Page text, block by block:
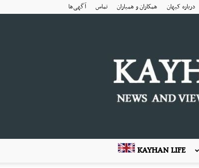
درباره کیهان همکاران و همیاران تماس آگهی‌ها
KAYHAN LIFE